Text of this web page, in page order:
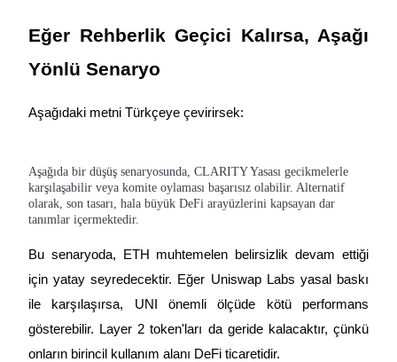
Eğer Rehberlik Geçici Kalırsa, Aşağı
Yönlü Senaryo
Aşağıdaki metni Türkçeye çevirirsek:
Aşağıda bir düşüş senaryosunda, CLARITY Yasası gecikmelerle
karşılaşabilir veya komite oylaması başarısız olabilir. Alternatif
olarak, son tasarı, hala büyük DeFi arayüzlerini kapsayan dar
tanımlar içermektedir.
Bu senaryoda, ETH muhtemelen belirsizlik devam ettiği
için yatay seyredecektir. Eğer Uniswap Labs yasal baskı
ile karşılaşırsa, UNI önemli ölçüde kötü performans
gösterebilir. Layer 2 token'ları da geride kalacaktır, çünkü
onların birincil kullanım alanı DeFi ticaretidir.